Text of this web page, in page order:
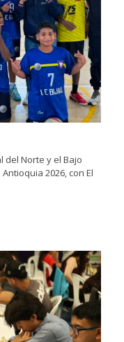
del Norte y el Bajo
2026, con El